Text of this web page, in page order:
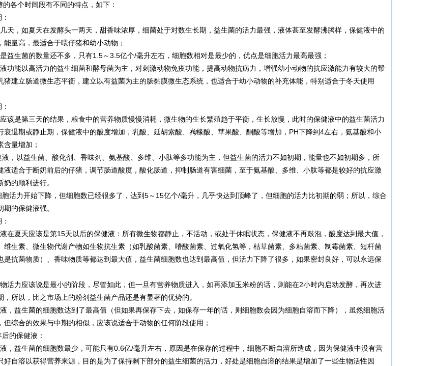
各个时间段有不同的特点，如下：
，如夏天在发酵头一两天，甜香味浓厚，细菌处于对数生长期，益生菌的活力最强，液体甚至发酵沸腾样，保健液中的
能量高，最适合于喂仔猪和幼小动物；
生菌的数量还不多，只有1.5～3.5亿个/毫升左右，细胞数相对是最少的，优点是细胞活力最高最强；
能以高活力的益生细菌和酵母菌为主，对刺激动物免疫功能，提高动物抗病力，增强幼小动物的抗应激能力有较大的帮
猪建立肠道微生态平衡，建立以有益菌为主的肠黏膜微生态系统，也适合于幼小动物的补充体能，特别适合于冬天使用
是第三天的结果，粮食中的营养物质慢慢消耗，微生物的生长繁殖趋于平衡，生长放慢，此时的保健液中的益生菌活力
衰退期或静止期，保健液中的酸度增加，乳酸、延胡索酸、 枸椽酸、苹果酸、酮酸等增加，PH下降到4左右，氨基酸和小
含量增加；
以益生菌、酸化剂、香味剂、氨基酸、多维、小肽等多功能为主，但益生菌的活力不如初期，能量也不如初期多，所
液适合于断奶前后的仔猪，调节肠道酸度，酸化肠道，抑制肠道有害细菌，至于氨基酸、多维、小肽等都是较好的抗应激
的顺利进行。
力开始下降，但细胞数已经很多了，达到5～15亿个/毫升，几乎快达到顶峰了，但细胞的活力比初期的弱；所以，综合
的保健液强。
夏天应该是第15天以后的保健液：所有微生物都静止，不活动，或处于休眠状态，保健液不再鼓泡，酸度达到最大值，
维生素、微生物代谢产物如生物抗生素（如乳酸菌素、嗜酸菌素、过氧化氢等，枯草菌素、多粘菌素、制霉菌素、短杆菌
是抗菌物质）、香味物质等都达到最大值，益生菌细胞数也达到最高值，但活力下降了很多，如果密封良好，可以永远保
力应该说是最小的阶段，尽管如此，但一旦有营养物质进入，如再添加玉米粉的话，则能在2小时内启动发酵，再次进
，所以，比之市场上的粉剂益生菌产品还是有显著的优势的。
益生菌的细胞数达到了最高值（但如果再保存下去，如保存一年的话，则细胞数会因为细胞自溶而下降），虽然细胞活
但综合的效果与中期的相似，应该说适合于动物的任何阶段使用；
的保健液：
益生菌的细胞数最少，可能只有0.6亿/毫升左右，原因是在保存的过程中，细胞不断自溶所造成，因为保健液中没有营
好自溶以获得营养来源，目的是为了保持剩下部分的益生细菌的活力，好处是细胞自溶的结果是增加了一些生物活性因